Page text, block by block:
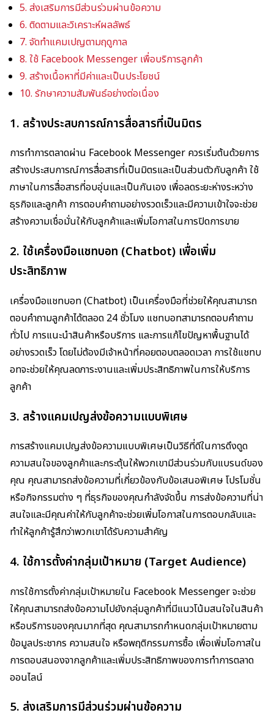
5. ส่งเสริมการมีส่วนร่วมผ่านข้อความ
6. ติดตามและวิเคราะห์ผลลัพธ์
7. จัดทำแคมเปญตามฤดูกาล
8. ใช้ Facebook Messenger เพื่อบริการลูกค้า
9. สร้างเนื้อหาที่มีค่าและเป็นประโยชน์
10. รักษาความสัมพันธ์อย่างต่อเนื่อง
1. สร้างประสบการณ์การสื่อสารที่เป็นมิตร
การทำการตลาดผ่าน Facebook Messenger ควรเริ่มต้นด้วยการ
สร้างประสบการณ์การสื่อสารที่เป็นมิตรและเป็นส่วนตัวกับลูกค้า ใช้
ภาษาในการสื่อสารที่อบอุ่นและเป็นกันเอง เพื่อลดระยะห่างระหว่าง
ธุรกิจและลูกค้า การตอบคำถามอย่างรวดเร็วและมีความเข้าใจจะช่วย
สร้างความเชื่อมั่นให้กับลูกค้าและเพิ่มโอกาสในการปิดการขาย
2. ใช้เครื่องมือแชทบอท (Chatbot) เพื่อเพิ่ม
ประสิทธิภาพ
เครื่องมือแชทบอท (Chatbot) เป็นเครื่องมือที่ช่วยให้คุณสามารถ
ตอบคำถามลูกค้าได้ตลอด 24 ชั่วโมง แชทบอทสามารถตอบคำถาม
ทั่วไป การแนะนำสินค้าหรือบริการ และการแก้ไขปัญหาพื้นฐานได้
อย่างรวดเร็ว โดยไม่ต้องมีเจ้าหน้าที่คอยตอบตลอดเวลา การใช้แชทบ
อทจะช่วยให้คุณลดภาระงานและเพิ่มประสิทธิภาพในการให้บริการ
ลูกค้า
3. สร้างแคมเปญส่งข้อความแบบพิเศษ
การสร้างแคมเปญส่งข้อความแบบพิเศษเป็นวิธีที่ดีในการดึงดูด
ความสนใจของลูกค้าและกระตุ้นให้พวกเขามีส่วนร่วมกับแบรนด์ของ
คุณ คุณสามารถส่งข้อความที่เกี่ยวข้องกับข้อเสนอพิเศษ โปรโมชั่น
หรือกิจกรรมต่าง ๆ ที่ธุรกิจของคุณกำลังจัดขึ้น การส่งข้อความที่น่า
สนใจและมีคุณค่าให้กับลูกค้าจะช่วยเพิ่มโอกาสในการตอบกลับและ
ทำให้ลูกค้ารู้สึกว่าพวกเขาได้รับความสำคัญ
4. ใช้การตั้งค่ากลุ่มเป้าหมาย (Target Audience)
การใช้การตั้งค่ากลุ่มเป้าหมายใน Facebook Messenger จะช่วย
ให้คุณสามารถส่งข้อความไปยังกลุ่มลูกค้าที่มีแนวโน้มสนใจในสินค้า
หรือบริการของคุณมากที่สุด คุณสามารถกำหนดกลุ่มเป้าหมายตาม
ข้อมูลประชากร ความสนใจ หรือพฤติกรรมการซื้อ เพื่อเพิ่มโอกาสใน
การตอบสนองจากลูกค้าและเพิ่มประสิทธิภาพของการทำการตลาด
ออนไลน์
5. ส่งเสริมการมีส่วนร่วมผ่านข้อความ